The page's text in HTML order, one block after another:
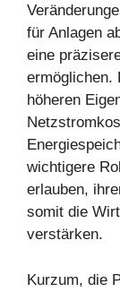
für Anlagen
eine
ermöglichen.
höheren
wichtigere
erlauben,
somit die
verstärken.
Kurzum, die